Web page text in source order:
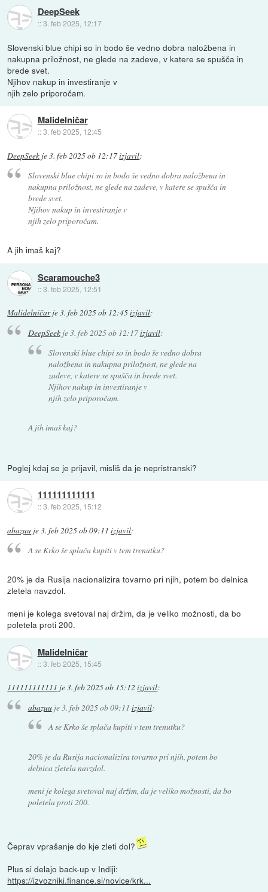
DeepSeek
::3. feb 2025, 12:17
Slovenski blue chipi so in bodo še vedno dobra naložbena in
nakupna priložnost, ne glede na zadeve, v katere se spušča in
brede svet.
Njihov nakup in investiranje v
njih zelo priporočam.
Malidelničar
::3. feb 2025, 12:45
DeepSeek je3. feb 2025 ob 12:17izjavil:
Slovenski blue chipi so in bodo še vedno dobra naložbena in
nakupna priložnost, ne glede na zadeve, v katere se spušča in
brede svet.
Njihov nakup in investiranje v
njih zelo priporočam.
A jih imaš kaj?
Scaramouche3
::3. feb 2025, 12:51
Malidelničarje3. feb 2025 ob 12:45izjavil:
DeepSeekje3. feb 2025 ob 12:17izjavil:
Slovenski blue chipi so in bodo še vedno dobra
naložbena in nakupna priložnost, ne glede na
zadeve, v katere se spušča in brede svet.
Njihov nakup in investiranje v
njih zelo priporočam.
A jih imaš kaj?
Poglej kdaj se je prijavil, misliš da je nepristranski?
111111111111
::3. feb 2025, 15:12
abazuu je3. feb 2025 ob 09:11 izjavil:
A se Krko še splača kupiti v tem trenutku?
20% je da Rusija nacionalizira tovarno pri njih, potem bo delnica
zletela navzdol.
meni je kolega svetoval naj držim, da je veliko možnosti, da bo
poletela proti 200.
Malidelničar
::3. feb 2025, 15:45
111111111111 je3. feb 2025 ob 15:12 izjavil:
abazuuje3. feb 2025 ob 09:11 izjavil:
A se Krko še splača kupiti v tem trenutku?
20% je da Rusija nacionalizira tovarno pri njih, potem bo
delnica zletela navzdol.
meni je kolega svetoval naj držim, da je veliko možnosti, da bo
poletela proti 200.
Čeprav vprašanje do kje zleti dol?
Plus si delajo back-up v Indiji:
https://izvozniki.finance.si/novice/krk...